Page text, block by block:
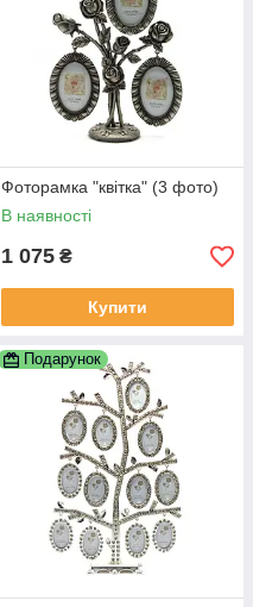
Фоторамка "квітка" (3 фото)
В наявності
1 075 ₴
Купити
Подарунок